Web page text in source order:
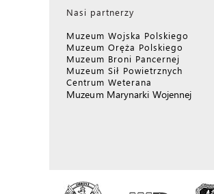
Nasi partnerzy
Muzeum Wojska Polskiego
Muzeum Oręża Polskiego
Muzeum Broni Pancernej
Muzeum Sił Powietrznych
Centrum Weterana
Muzeum Marynarki Wojennej